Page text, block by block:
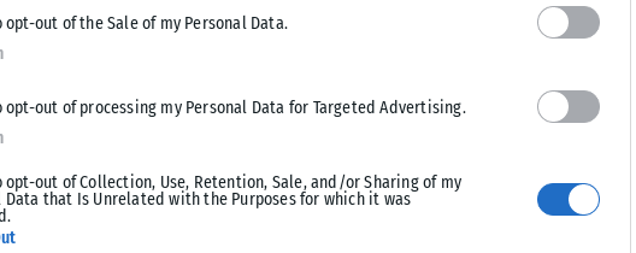
opt-out of the Sale of my Personal Data.
opt-out of processing my Personal Data for Targeted Advertising.
opt-out of Collection, Use, Retention, Sale, and/or Sharing of my
Data that Is Unrelated with the Purposes for which it was
που καθιστά την επαρκή ενυδάτωση ιδιαίτερα
κατανάλωση φρούτων και λαχανικών με υψηλή
όπως το καρπούζι, το πεπόνι, το αγγούρι, η
υγρών όσο και στην κάλυψη αναγκών σε βιταμίνες και
νερού κατά τη διάρκεια της ημέρας, ακόμη και
κατανάλωση αλκοόλ, αναψυκτικών με ζάχαρη και